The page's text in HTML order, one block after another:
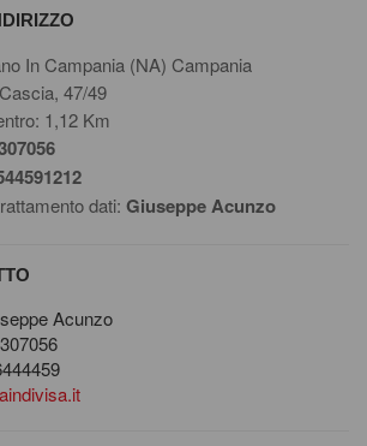
In Campania (NA) Campania
47/49
1,12 Km
dati: Giuseppe Acunzo
Acunzo